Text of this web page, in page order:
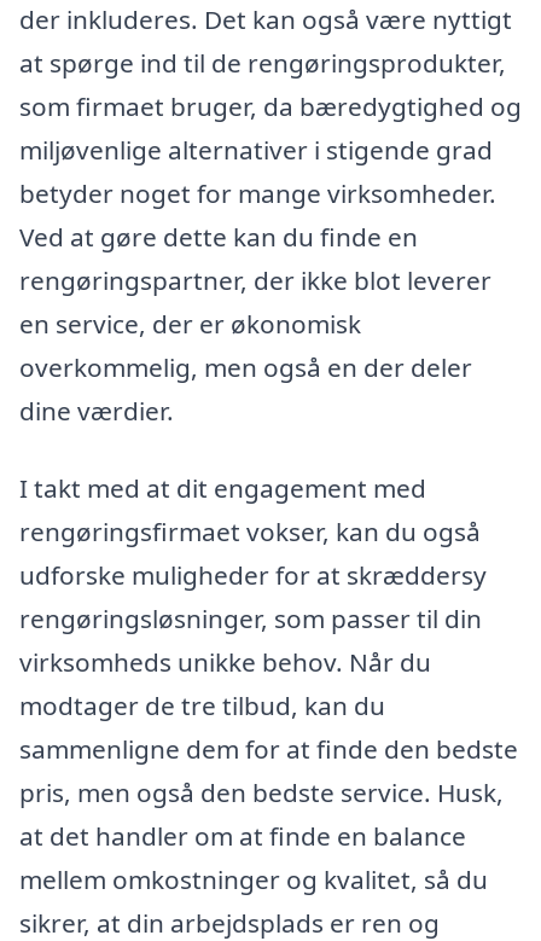
der inkluderes. Det kan også være nyttigt
at spørge ind til de rengøringsprodukter,
som firmaet bruger, da bæredygtighed og
miljøvenlige alternativer i stigende grad
betyder noget for mange virksomheder.
Ved at gøre dette kan du finde en
rengøringspartner, der ikke blot leverer
en service, der er økonomisk
overkommelig, men også en der deler
dine værdier.
I takt med at dit engagement med
rengøringsfirmaet vokser, kan du også
udforske muligheder for at skræddersy
rengøringsløsninger, som passer til din
virksomheds unikke behov. Når du
modtager de tre tilbud, kan du
sammenligne dem for at finde den bedste
pris, men også den bedste service. Husk,
at det handler om at finde en balance
mellem omkostninger og kvalitet, så du
sikrer, at din arbejdsplads er ren og